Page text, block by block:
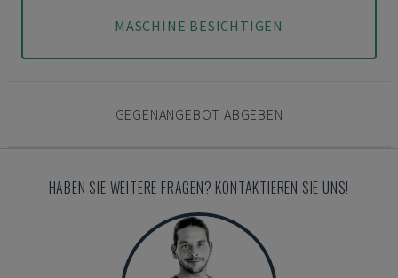
MASCHINE BESICHTIGEN
GEGENANGEBOT ABGEBEN
HABEN SIE WEITERE FRAGEN? KONTAKTIEREN SIE UNS!